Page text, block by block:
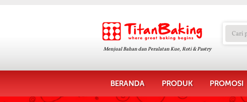
Menjual Bahan dan Peralatan Kue, Roti & Pastry
BERANDA PRODUK PROMOSI